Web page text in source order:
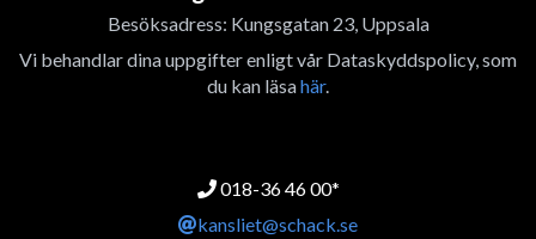
Besöksadress: Kungsgatan 23, Uppsala
Vi behandlar dina uppgifter enligt vår Dataskyddspolicy, som
du kan läsahär.
018-36 46 00*
kansliet@schack.se